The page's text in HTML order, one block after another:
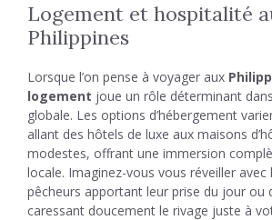
Logement et hospitalité
Philippines
Lorsque l’on pense à voyager aux
logement joue un rôle déterminant
globale. Les options d’hébergement
allant des hôtels de luxe aux maisons
modestes, offrant une immersion
locale. Imaginez-vous vous réveiller avec
pêcheurs apportant leur prise du jour ou
caressant doucement le rivage juste à